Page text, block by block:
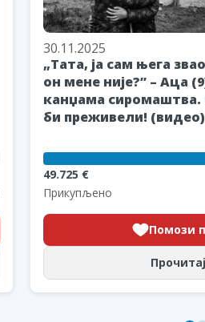
30.11.2025
„Тата, ја сам њега
он мене није?” – Аца
канџама сиромаштва.
би преживели! (видео)
49.725 €
Прикупљено
Помози